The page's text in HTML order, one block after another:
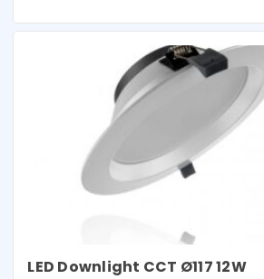
LED Downlight CCT Ø117 12W